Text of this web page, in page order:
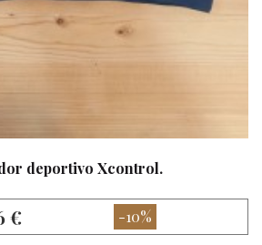
deportivo Xcontrol.
€ -10%